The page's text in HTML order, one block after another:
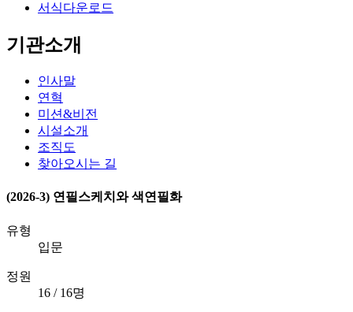
서식다운로드
기관소개
인사말
연혁
미션&비전
시설소개
조직도
찾아오시는 길
(2026-3) 연필스케치와 색연필화
유형
입문
정원
16 / 16명